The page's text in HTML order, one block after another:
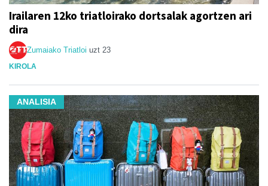
Irailaren 12ko triatloirako dortsalak agortzen ari
dira
Zumaiako Triatloi uzt 23
KIROLA
ANALISIA